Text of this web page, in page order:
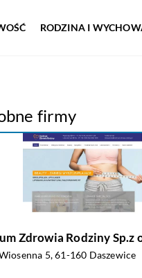
RODZINA I
firmy
Zdrowia Rodziny Sp.z
5, 61-160 Daszewice